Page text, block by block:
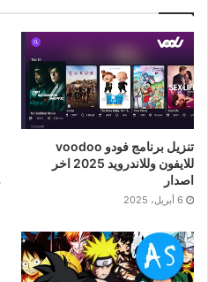
تنزيل برنامج فودو voodoo
للايفون وللاندرويد 2025 اخر
اصدار
6 أبريل، 2025